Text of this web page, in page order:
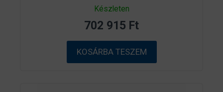
0
a
b
ő
l
Készleten
702 915 Ft
KOSÁRBA TESZEM